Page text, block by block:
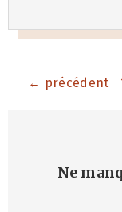
← précédent
Ne